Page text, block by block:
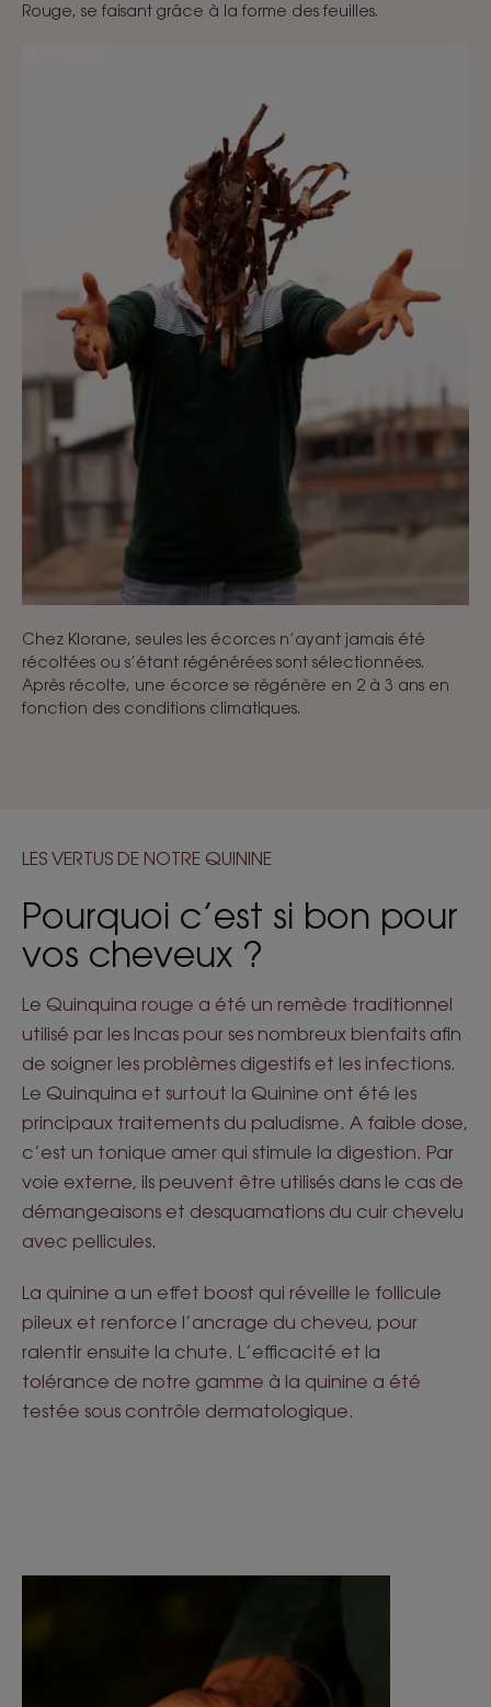
Rouge, se faisant grâce à la forme des feuilles.
Chez Klorane, seules les écorces n’ayant jamais été
récoltées ou s’étant régénérées sont sélectionnées.
Après récolte, une écorce se régénère en 2 à 3 ans en
fonction des conditions climatiques.
LES VERTUS DE NOTRE QUININE
Pourquoi c’est si bon pour
vos cheveux ?
Le Quinquina rouge a été un remède traditionnel
utilisé par les Incas pour ses nombreux bienfaits afin
de soigner les problèmes digestifs et les infections.
Le Quinquina et surtout la Quinine ont été les
principaux traitements du paludisme. A faible dose,
c’est un tonique amer qui stimule la digestion. Par
voie externe, ils peuvent être utilisés dans le cas de
démangeaisons et desquamations du cuir chevelu
avec pellicules.
La quinine a un effet boost qui réveille le follicule
pileux et renforce l’ancrage du cheveu, pour
ralentir ensuite la chute. L’efficacité et la
tolérance de notre gamme à la quinine a été
testée sous contrôle dermatologique.